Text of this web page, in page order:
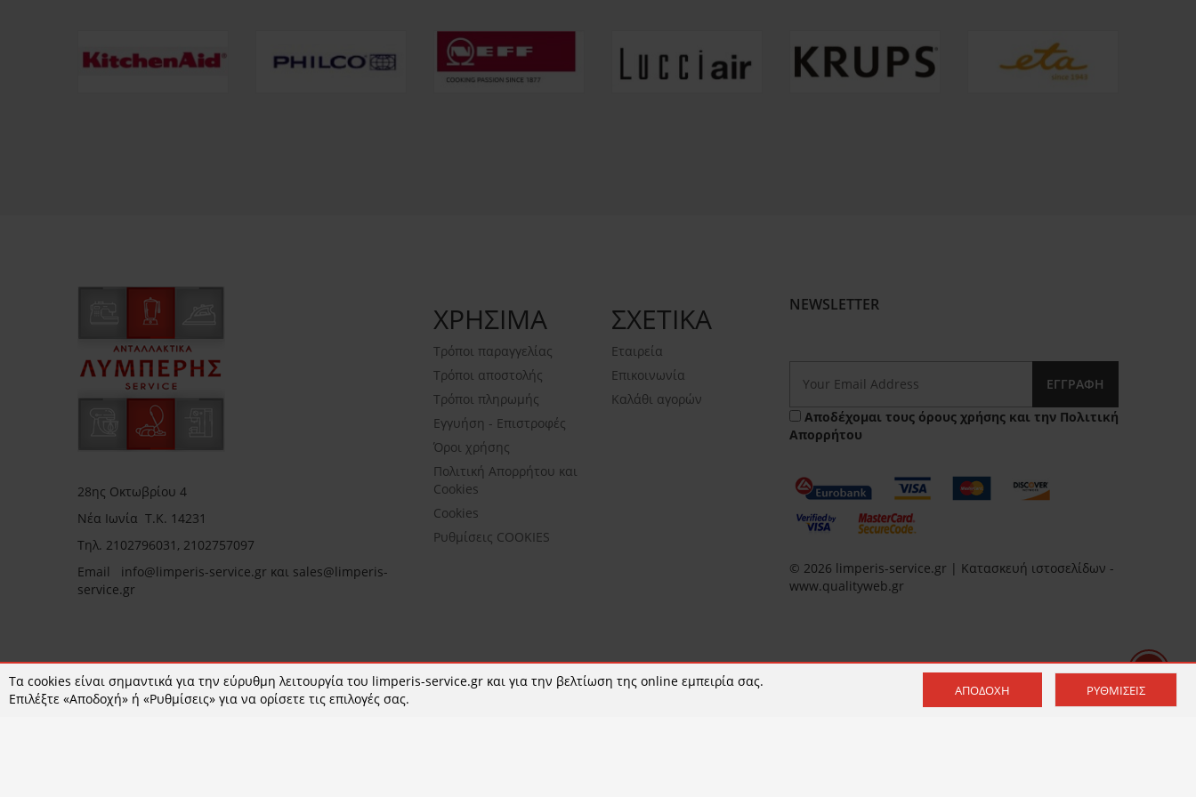
28ης Οκτωβρίου 4
Νέα Ιωνία Τ.Κ. 14231
Τηλ. 2102796031, 2102757097
Email info@limperis-service.gr και sales@limperis-
service.gr
Ωράριο καταστήματος:
ΧΡΗΣΙΜΑ
Τρόποι παραγγελίας
Τρόποι αποστολής
Τρόποι πληρωμής
Εγγυήση - Επιστροφές
Όροι χρήσης
Πολιτική Απορρήτου και
Cookies
Cookies
Ρυθμίσεις COOKIES
ΣΧΕΤΙΚΑ
Εταιρεία
Επικοινωνία
Καλάθι αγορών
NEWSLETTER
ΕΓΓΡΑΦΉ
Αποδέχομαι τους όρους χρήσης και την Πολιτική
Απορρήτου
© 2026 limperis-service.gr | Κατασκευή ιστοσελίδων -
www.qualityweb.gr
Τα cookies είναι σημαντικά για την εύρυθμη λειτουργία του limperis-service.gr και για την βελτίωση της online εμπειρία σας.
Επιλέξτε «Αποδοχή» ή «Ρυθμίσεις» για να ορίσετε τις επιλογές σας.
ΑΠΟΔΟΧΉ ΡΥΘΜΊΣΕΙΣ